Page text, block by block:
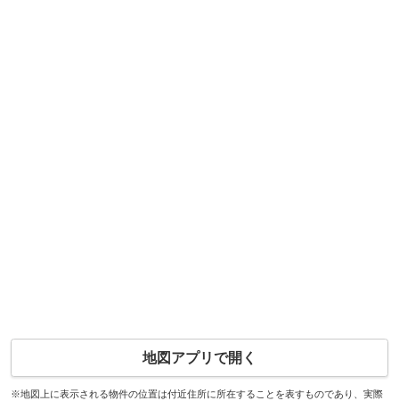
地図アプリで開く
※地図上に表示される物件の位置は付近住所に所在することを表すものであり、実際